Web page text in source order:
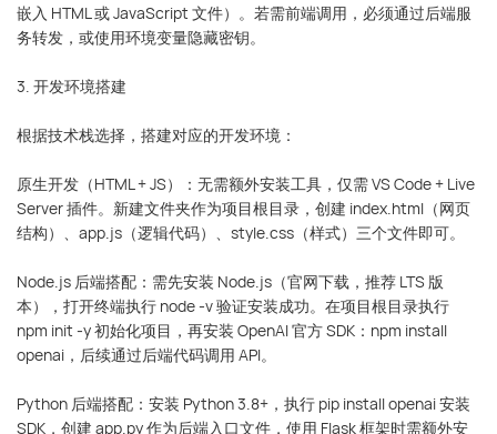
嵌入 HTML 或 JavaScript 文件）。若需前端调用，必须通过后端服
务转发，或使用环境变量隐藏密钥。
3. 开发环境搭建
根据技术栈选择，搭建对应的开发环境：
原生开发（HTML + JS）：无需额外安装工具，仅需 VS Code + Live
Server 插件。新建文件夹作为项目根目录，创建 index.html（网页
结构）、app.js（逻辑代码）、style.css（样式）三个文件即可。
Node.js 后端搭配：需先安装 Node.js（官网下载，推荐 LTS 版
本），打开终端执行 node -v 验证安装成功。在项目根目录执行
npm init -y 初始化项目，再安装 OpenAI 官方 SDK：npm install
openai，后续通过后端代码调用 API。
Python 后端搭配：安装 Python 3.8+，执行 pip install openai 安装
SDK，创建 app.py 作为后端入口文件，使用 Flask 框架时需额外安